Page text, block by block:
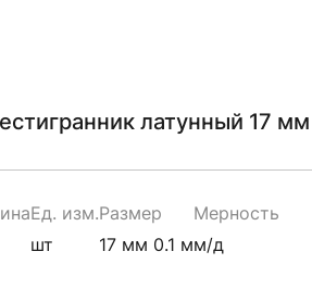
латунный 17
Ед. изм.
шт
Размер
17 мм 0.1 м
Мерность
м/д